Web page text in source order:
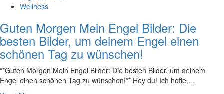
Wellness
Guten Morgen Mein Engel Bilder: Die
besten Bilder, um deinem Engel einen
schönen Tag zu wünschen!
**Guten Morgen ‍Mein Engel Bilder: Die​ besten Bilder, um ‌deinem
Engel einen schönen Tag ⁣zu wünschen!** Hey du! Ich hoffe,⁢...